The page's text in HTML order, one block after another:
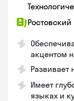
акцентом
Развивает
Имеет
языках и